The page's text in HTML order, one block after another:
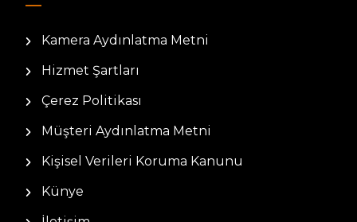
Kamera Aydınlatma Metni
Hizmet Şartları
Çerez Politikası
Müşteri Aydınlatma Metni
Kişisel Verileri Koruma Kanunu
Künye